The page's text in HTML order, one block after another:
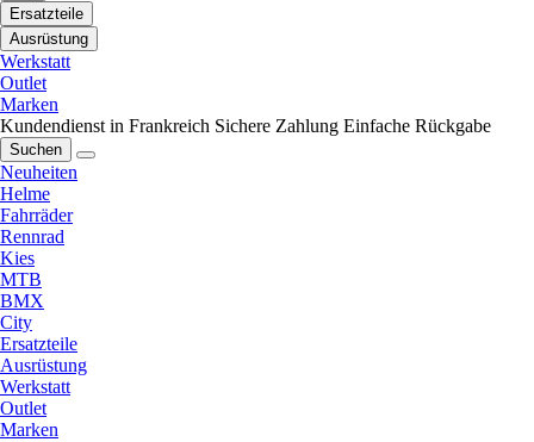
Ersatzteile
Ausrüstung
Werkstatt
Outlet
Marken
Kundendienst in Frankreich Sichere Zahlung Einfache Rückgabe
Suchen
Neuheiten
Helme
Fahrräder
Rennrad
Kies
MTB
BMX
City
Ersatzteile
Ausrüstung
Werkstatt
Outlet
Marken